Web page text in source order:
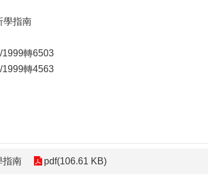
學指南
轉6503
轉4563
指南 pdf(106.61 KB)